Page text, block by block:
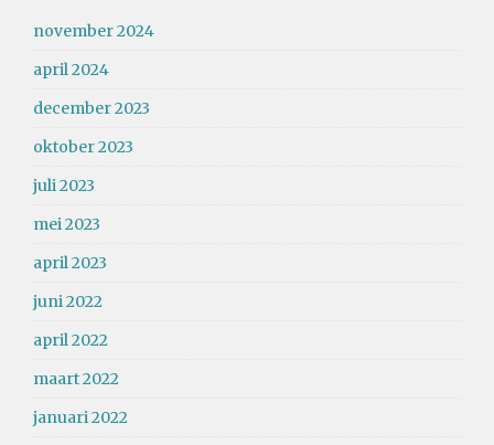
november 2024
april 2024
december 2023
oktober 2023
juli 2023
mei 2023
april 2023
juni 2022
april 2022
maart 2022
januari 2022